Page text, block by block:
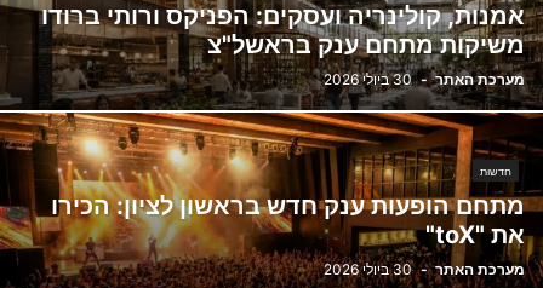
אמנות, קולינריה ועסקים: הפניקס ורותי ברודו
משיקות מתחם ענק בראשל"צ
מערכת האתר - 30 ביולי 2026
חדשות
מתחם הופעות ענק חדש בראשון לציון: הכירו
את "toX"
מערכת האתר - 30 ביולי 2026